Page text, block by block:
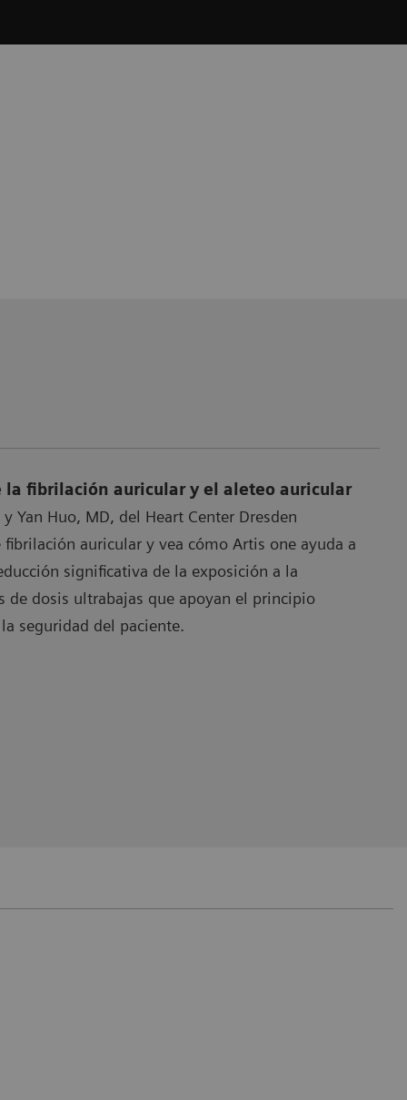
la fibrilación auricular y el aleteo auricular
Yan Huo, MD, del Heart Center Dresden
auricular y vea cómo Artis one ayuda a
significativa de la exposición a la
de dosis ultrabajas que apoyan el principio
seguridad del paciente.